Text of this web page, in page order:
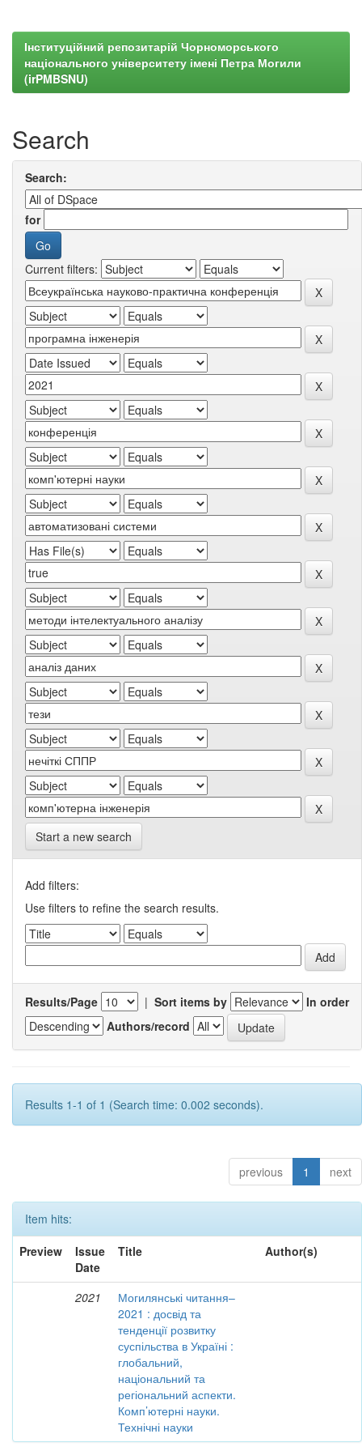
Інституційний репозитарій Чорноморського
національного університету імені Петра Могили
(irPMBSNU)
Search
Search:
for
Current filters:
Start a new search
Add filters:
Use filters to refine the search results.
Results/Page | Sort items by
In order
Authors/record
Results 1-1 of 1 (Search time: 0.002 seconds).
previous 1 next
Item hits:
Preview
Issue
Date
Title Author(s)
2021
Могилянські читання–
2021 : досвід та
тенденції розвитку
суспільства в Україні :
глобальний,
національний та
регіональний аспекти.
Комп’ютерні науки.
Технічні науки